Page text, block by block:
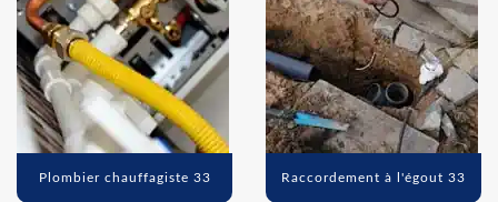
Plombier chauffagiste 33 Raccordement à l'égout 33